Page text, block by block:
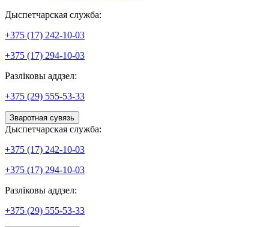
Дыспетчарская служба:
+375 (17) 242-10-03
+375 (17) 294-10-03
Разліковы аддзел:
+375 (29) 555-53-33
Зваротная сувязь
Дыспетчарская служба:
+375 (17) 242-10-03
+375 (17) 294-10-03
Разліковы аддзел:
+375 (29) 555-53-33